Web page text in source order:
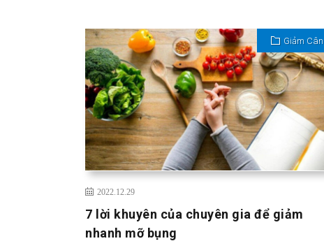
Giảm Cân
2022.12.29
7 lời khuyên của chuyên gia để giảm
nhanh mỡ bụng